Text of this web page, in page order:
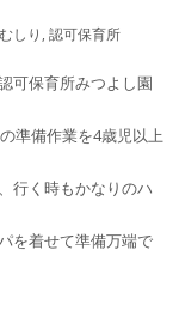
しり 認可保育所
可保育所みつよし園
準備作業を4歳児以上
行く時もかなりのハ
を着せて準備万端で